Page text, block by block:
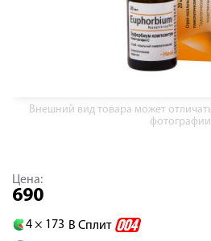
Внешний вид товара может
фотографии
Цена:
690
4 × 173 В Сплит